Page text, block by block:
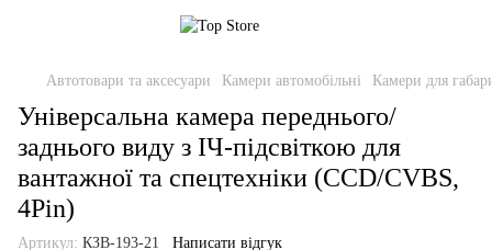
Автотовари та аксесуари Камери автомобільні Камери для
Універсальна камера переднього/
заднього виду з ІЧ-підсвіткою для
вантажної та спецтехніки (CCD/CVBS,
4Pin)
Артикул: КЗВ-193-21 Написати відгук